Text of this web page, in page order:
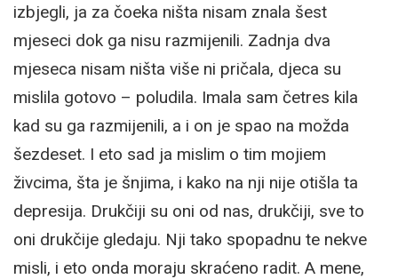
izbjegli, ja za čoeka ništa nisam znala šest
mjeseci dok ga nisu razmijenili. Zadnja dva
mjeseca nisam ništa više ni pričala, djeca su
mislila gotovo – poludila. Imala sam četres kila
kad su ga razmijenili, a i on je spao na možda
šezdeset. I eto sad ja mislim o tim mojiem
živcima, šta je šnjima, i kako na nji nije otišla ta
depresija. Drukčiji su oni od nas, drukčiji, sve to
oni drukčije gledaju. Nji tako spopadnu te nekve
misli, i eto onda moraju skraćeno radit. A mene,